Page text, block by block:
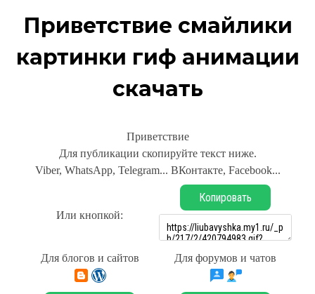
Приветствие смайлики
картинки гиф анимации
скачать
Приветствие
Для публикации скопируйте текст ниже.
Viber, WhatsApp, Telegram... ВКонтакте, Facebook...
Или кнопкой:
Копировать
Для блогов и сайтов Для форумов и чатов